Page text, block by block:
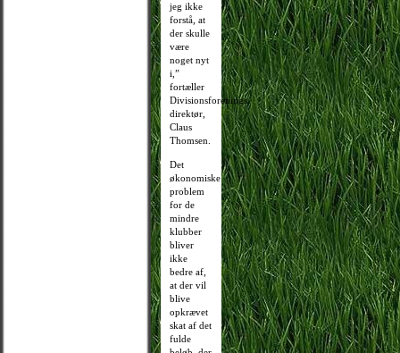
jeg ikke
forstå, at
der skulle
være
noget nyt
i,”
fortæller
Divisionsforenings
direktør,
Claus
Thomsen.
Det
økonomiske
problem
for de
mindre
klubber
bliver
ikke
bedre af,
at der vil
blive
opkrævet
skat af det
fulde